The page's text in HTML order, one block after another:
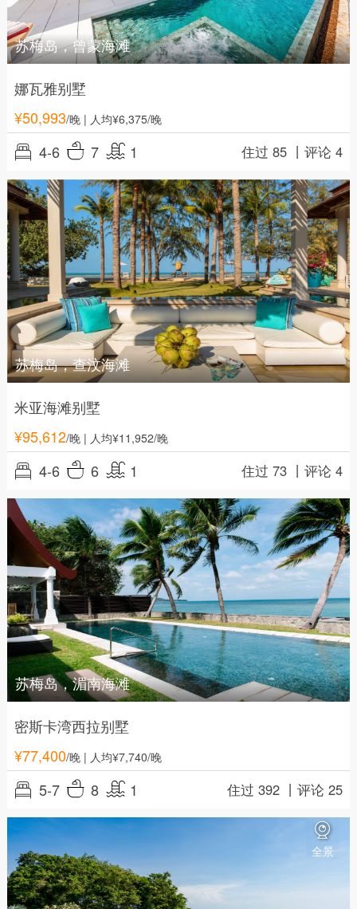
苏梅岛，曾蒙海滩
娜瓦雅别墅
¥50,993/晚| 人均¥6,375/晚
4-6 7 1 住过 85 丨评论 4
苏梅岛，查汶海滩
米亚海滩别墅
¥95,612/晚| 人均¥11,952/晚
4-6 6 1 住过 73 丨评论 4
苏梅岛，湄南海滩
密斯卡湾西拉别墅
¥77,400/晚| 人均¥7,740/晚
5-7 8 1 住过 392 丨评论 25
全景